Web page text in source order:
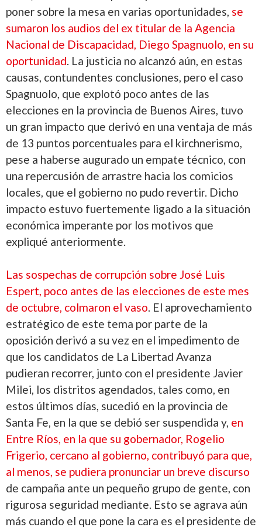
poner sobre la mesa en varias oportunidades, se
sumaron los audios del ex titular de la Agencia
Nacional de Discapacidad, Diego Spagnuolo, en su
oportunidad. La justicia no alcanzó aún, en estas
causas, contundentes conclusiones, pero el caso
Spagnuolo, que explotó poco antes de las
elecciones en la provincia de Buenos Aires, tuvo
un gran impacto que derivó en una ventaja de más
de 13 puntos porcentuales para el kirchnerismo,
pese a haberse augurado un empate técnico, con
una repercusión de arrastre hacia los comicios
locales, que el gobierno no pudo revertir. Dicho
impacto estuvo fuertemente ligado a la situación
económica imperante por los motivos que
expliqué anteriormente.
Las sospechas de corrupción sobre José Luis
Espert, poco antes de las elecciones de este mes
de octubre, colmaron el vaso. El aprovechamiento
estratégico de este tema por parte de la
oposición derivó a su vez en el impedimento de
que los candidatos de La Libertad Avanza
pudieran recorrer, junto con el presidente Javier
Milei, los distritos agendados, tales como, en
estos últimos días, sucedió en la provincia de
Santa Fe, en la que se debió ser suspendida y, en
Entre Ríos, en la que su gobernador, Rogelio
Frigerio, cercano al gobierno, contribuyó para que,
al menos, se pudiera pronunciar un breve discurso
de campaña ante un pequeño grupo de gente, con
rigurosa seguridad mediante. Esto se agrava aún
más cuando el que pone la cara es el presidente de